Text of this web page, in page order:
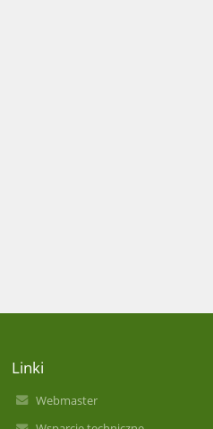
Linki
Webmaster